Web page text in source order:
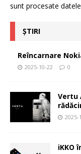
sunt procesate
ȘTIRI
Reîncarnare
2025-10-22 0
Vertu
2025-
iKKO